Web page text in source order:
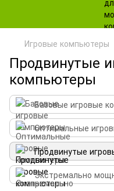
Игровые компьютеры
Продвинутые
компьютеры
Базовые игровые
Оптимальные
Продвинутые
Экстремально